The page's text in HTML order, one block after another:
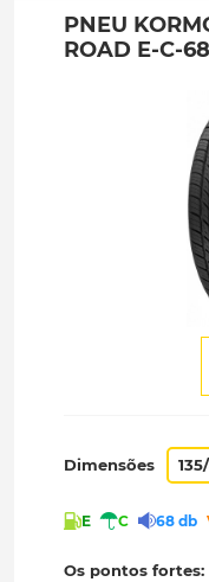
PNEU
ROAD E-C-
Dimensões
E C 68 db
Os pontos fortes: